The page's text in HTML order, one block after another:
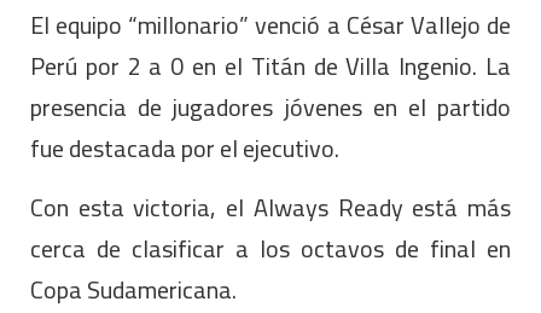
El equipo “millonario” venció a César Vallejo de
Perú por 2 a 0 en el Titán de Villa Ingenio. La
presencia de jugadores jóvenes en el partido
fue destacada por el ejecutivo.
Con esta victoria, el Always Ready está más
cerca de clasificar a los octavos de final en
Copa Sudamericana.